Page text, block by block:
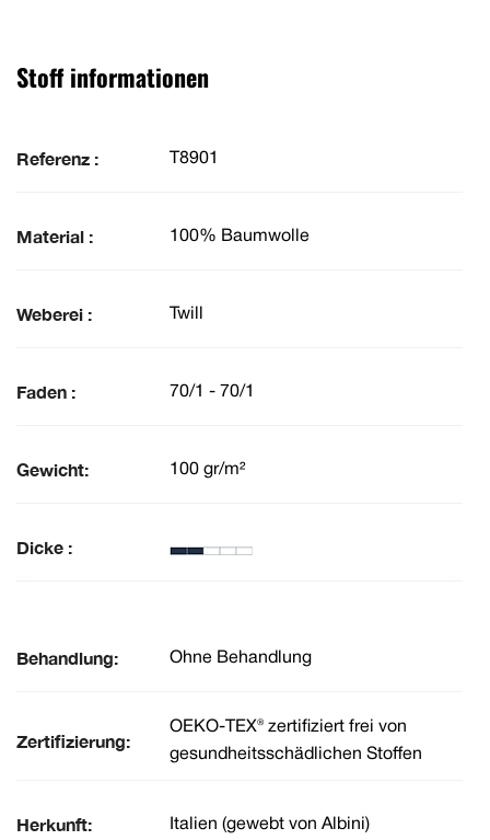
Stoff informationen
Referenz : T8901
Material : 100% Baumwolle
Weberei : Twill
Faden : 70/1 - 70/1
Gewicht: 100 gr/m²
Dicke :
Behandlung: Ohne Behandlung
Zertifizierung:
OEKO-TEX® zertifiziert frei von
gesundheitsschädlichen Stoffen
Herkunft: Italien (gewebt von Albini)